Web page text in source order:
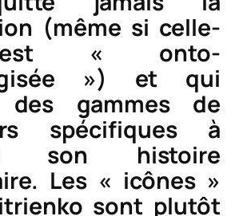
(même si celle-
« onto-
») et qui
des gammes de
spécifiques à
son histoire
Les « icônes »
sont plutôt